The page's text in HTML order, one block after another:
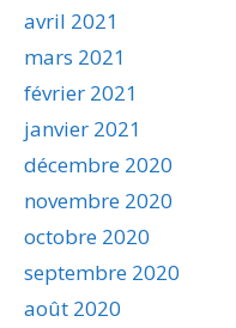
avril 2021
mars 2021
février 2021
janvier 2021
décembre 2020
novembre 2020
octobre 2020
septembre 2020
août 2020